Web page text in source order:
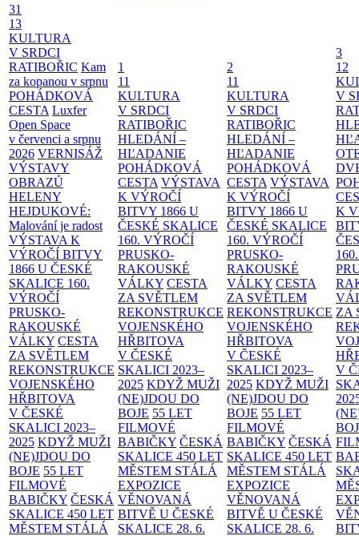
31
13
KULTURA
V SRDCI
RATIBOŘIC Kam
za kopanou v srpnu
POHÁDKOVÁ
CESTA Luxfer
Open Space
v červenci a srpnu
2026 VERNISÁŽ
VÝSTAVY
OBRAZŮ
HELENY
HEJDUKOVÉ:
Malování je radost
VÝSTAVA K
VÝROČÍ BITVY
1866 U ČESKÉ
SKALICE 160.
VÝROČÍ
PRUSKO-
RAKOUSKÉ
VÁLKY CESTA
ZA SVĚTLEM
REKONSTRUKCE
VOJENSKÉHO
HŘBITOVA
V ČESKÉ
SKALICI 2023–
2025 KDYŽ MUŽI
(NE)JDOU DO
BOJE 55 LET
FILMOVÉ
BABIČKY ČESKÁ
SKALICE 450 LET
MĚSTEM STÁLÁ
1
11
KULTURA
V SRDCI
RATIBOŘIC
HLEDÁNÍ –
HĽADANIE
POHÁDKOVÁ
CESTA VÝSTAVA
K VÝROČÍ
BITVY 1866 U
ČESKÉ SKALICE
160. VÝROČÍ
PRUSKO-
RAKOUSKÉ
VÁLKY CESTA
ZA SVĚTLEM
REKONSTRUKCE
VOJENSKÉHO
HŘBITOVA
V ČESKÉ
SKALICI 2023–
2025 KDYŽ MUŽI
(NE)JDOU DO
BOJE 55 LET
FILMOVÉ
BABIČKY ČESKÁ
SKALICE 450 LET
MĚSTEM STÁLÁ
EXPOZICE
VĚNOVANÁ
BITVĚ U ČESKÉ
SKALICE 28. 6.
2
11
KULTURA
V SRDCI
RATIBOŘIC
HLEDÁNÍ –
HĽADANIE
POHÁDKOVÁ
CESTA VÝSTAVA
K VÝROČÍ
BITVY 1866 U
ČESKÉ SKALICE
160. VÝROČÍ
PRUSKO-
RAKOUSKÉ
VÁLKY CESTA
ZA SVĚTLEM
REKONSTRUKCE
VOJENSKÉHO
HŘBITOVA
V ČESKÉ
SKALICI 2023–
2025 KDYŽ MUŽI
(NE)JDOU DO
BOJE 55 LET
FILMOVÉ
BABIČKY ČESKÁ
SKALICE 450 LET
MĚSTEM STÁLÁ
EXPOZICE
VĚNOVANÁ
BITVĚ U ČESKÉ
SKALICE 28. 6.
3
12
V
K
ZA
V